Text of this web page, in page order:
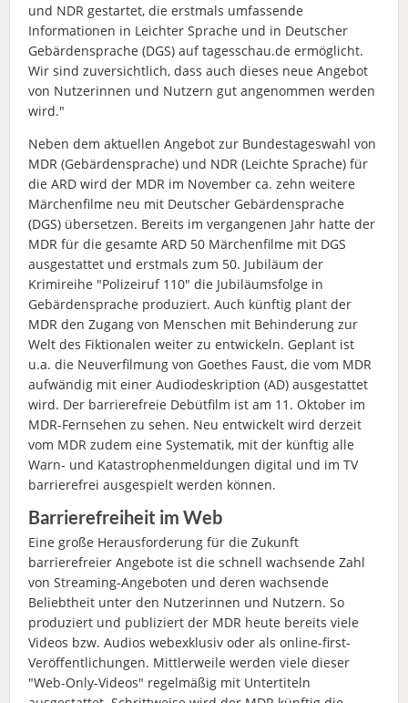
und NDR gestartet, die erstmals umfassende
Informationen in Leichter Sprache und in Deutscher
Gebärdensprache (DGS) auf tagesschau.de ermöglicht.
Wir sind zuversichtlich, dass auch dieses neue Angebot
von Nutzerinnen und Nutzern gut angenommen werden
wird."
Neben dem aktuellen Angebot zur Bundestageswahl von
MDR (Gebärdensprache) und NDR (Leichte Sprache) für
die ARD wird der MDR im November ca. zehn weitere
Märchenfilme neu mit Deutscher Gebärdensprache
(DGS) übersetzen. Bereits im vergangenen Jahr hatte der
MDR für die gesamte ARD 50 Märchenfilme mit DGS
ausgestattet und erstmals zum 50. Jubiläum der
Krimireihe "Polizeiruf 110" die Jubiläumsfolge in
Gebärdensprache produziert. Auch künftig plant der
MDR den Zugang von Menschen mit Behinderung zur
Welt des Fiktionalen weiter zu entwickeln. Geplant ist
u.a. die Neuverfilmung von Goethes Faust, die vom MDR
aufwändig mit einer Audiodeskription (AD) ausgestattet
wird. Der barrierefreie Debütfilm ist am 11. Oktober im
MDR-Fernsehen zu sehen. Neu entwickelt wird derzeit
vom MDR zudem eine Systematik, mit der künftig alle
Warn- und Katastrophenmeldungen digital und im TV
barrierefrei ausgespielt werden können.
Barrierefreiheit im Web
Eine große Herausforderung für die Zukunft
barrierefreier Angebote ist die schnell wachsende Zahl
von Streaming-Angeboten und deren wachsende
Beliebtheit unter den Nutzerinnen und Nutzern. So
produziert und publiziert der MDR heute bereits viele
Videos bzw. Audios webexklusiv oder als online-first-
Veröffentlichungen. Mittlerweile werden viele dieser
"Web-Only-Videos" regelmäßig mit Untertiteln